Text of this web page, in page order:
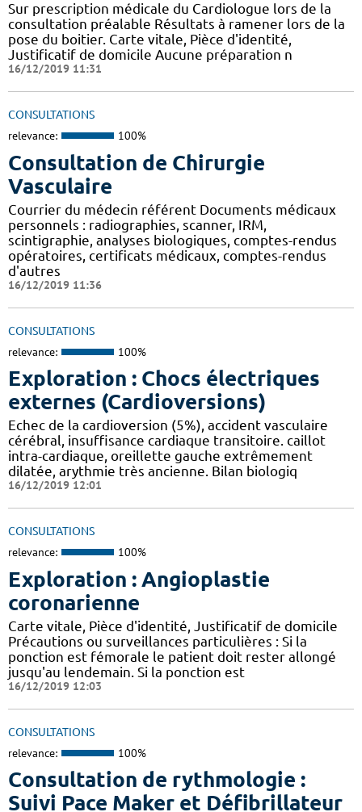
Sur prescription médicale du Cardiologue lors de la
consultation préalable Résultats à ramener lors de la
pose du boitier. Carte vitale, Pièce d'identité,
Justificatif de domicile Aucune préparation n
16/12/2019 11:31
CONSULTATIONS
relevance: 100%
Consultation de Chirurgie
Vasculaire
Courrier du médecin référent Documents médicaux
personnels : radiographies, scanner, IRM,
scintigraphie, analyses biologiques, comptes-rendus
opératoires, certificats médicaux, comptes-rendus
d'autres
16/12/2019 11:36
CONSULTATIONS
relevance: 100%
Exploration : Chocs électriques
externes (Cardioversions)
Echec de la cardioversion (5%), accident vasculaire
cérébral, insuffisance cardiaque transitoire. caillot
intra-cardiaque, oreillette gauche extrêmement
dilatée, arythmie très ancienne. Bilan biologiq
16/12/2019 12:01
CONSULTATIONS
relevance: 100%
Exploration : Angioplastie
coronarienne
Carte vitale, Pièce d'identité, Justificatif de domicile
Précautions ou surveillances particulières : Si la
ponction est fémorale le patient doit rester allongé
jusqu'au lendemain. Si la ponction est
16/12/2019 12:03
CONSULTATIONS
relevance: 100%
Consultation de rythmologie :
Suivi Pace Maker et Défibrillateur